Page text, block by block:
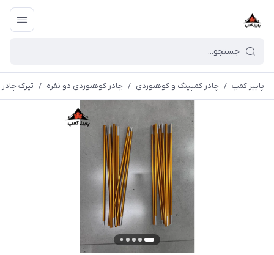
پاییز کمپ / چادر کمپینگ و کوهنوردی / چادر کوهنوردی دو نفره / تیرک چادر 2 نفره شاین تریپ | A129